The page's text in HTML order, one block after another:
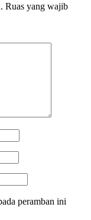
Ruas yang wajib
peramban ini